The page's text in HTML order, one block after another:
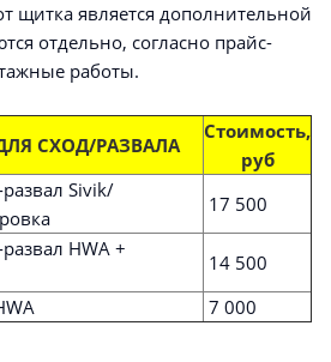
щитка является дополнительной
отдельно, согласно прайс-
работы.
СХОД/РАЗВАЛА
Стоимость,
руб
Sivik/
17 500
HWA +
14 500
7 000